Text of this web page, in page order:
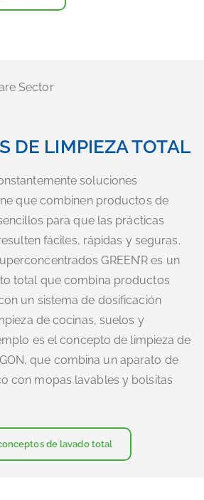
DE LIMPIEZA TOTAL
soluciones
que combinen productos de
para que las prácticas
fáciles, rápidas y seguras.
GREEN’R es un
total que combina productos
un sistema de dosificación
de cocinas, suelos y
es el concepto de limpieza de
que combina un aparato de
con mopas lavables y bolsitas
de lavado total